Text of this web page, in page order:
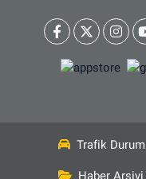
Trafik
Haber Arşivi